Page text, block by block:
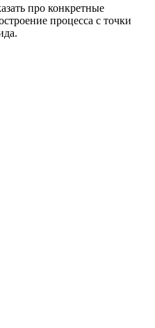
про конкретные
процесса с точки